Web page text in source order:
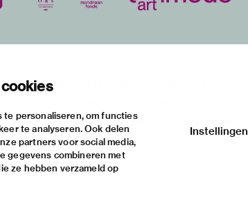
personaliseren, om functies
te analyseren. Ook delen
partners voor social media,
gegevens combineren met
ze hebben verzameld op
Instellingen
tentoonstellingen
praktische informatie